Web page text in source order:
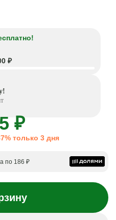
₽
₽
только 3 дня
по 186 ₽